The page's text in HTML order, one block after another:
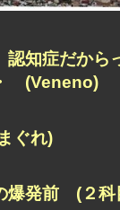
知症だから
(Veneno)
ぐれ)
爆発前 (２科